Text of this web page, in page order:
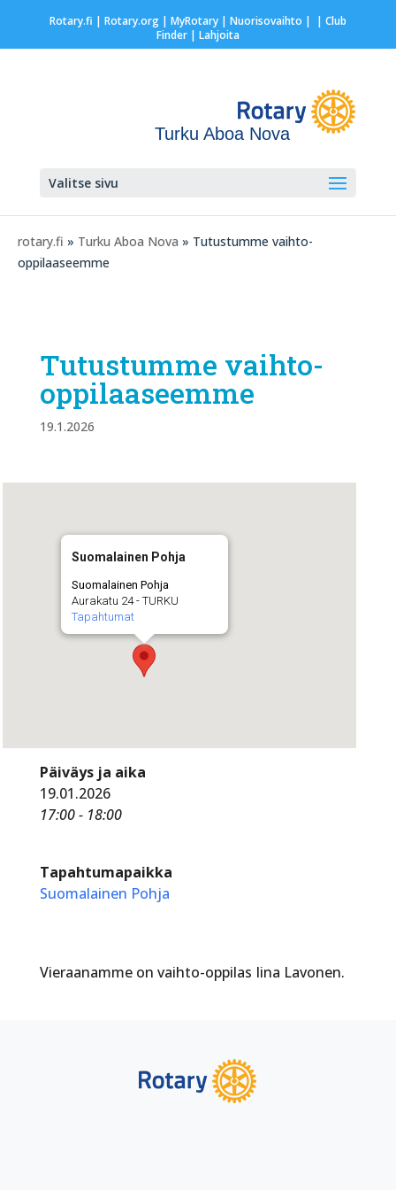
Rotary.fi | Rotary.org| MyRotary | Nuorisovaihto | | Club
Finder| Lahjoita
Turku Aboa Nova
Valitse sivu
rotary.fi » Turku Aboa Nova » Tutustumme vaihto-
oppilaaseemme
Tutustumme vaihto-
oppilaaseemme
19.1.2026
Suomalainen Pohja
Suomalainen Pohja
Aurakatu 24 - TURKU
Tapahtumat
Päiväys ja aika
19.01.2026
17:00 - 18:00
Tapahtumapaikka
Suomalainen Pohja
Vieraanamme on vaihto-oppilas Iina Lavonen.